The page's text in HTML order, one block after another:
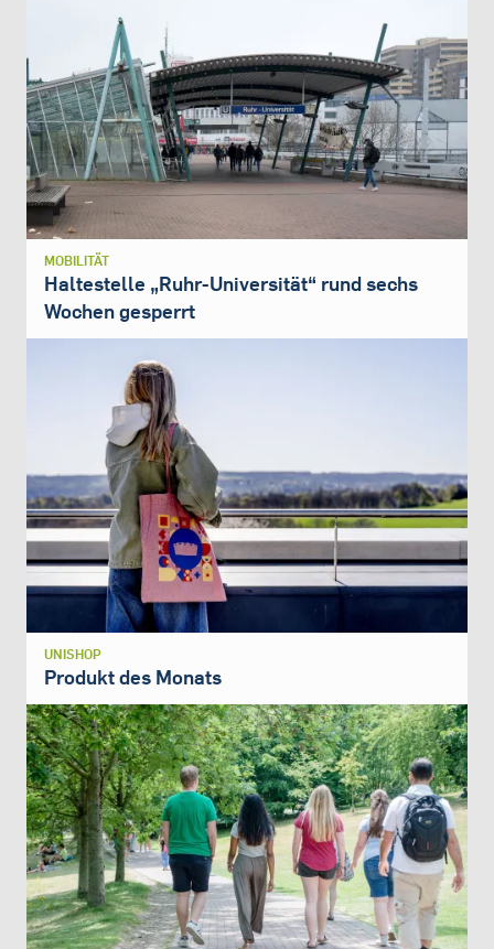
MOBILITÄT
Haltestelle „Ruhr-Universität“ rund sechs
Wochen gesperrt
UNISHOP
Produkt des Monats